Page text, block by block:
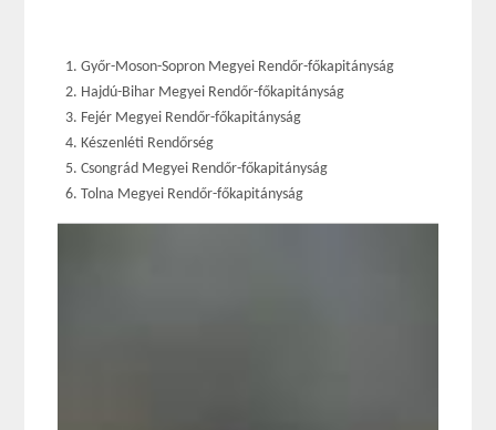
Győr-Moson-Sopron Megyei Rendőr-főkapitányság
Hajdú-Bihar Megyei Rendőr-főkapitányság
Fejér Megyei Rendőr-főkapitányság
Készenléti Rendőrség
Csongrád Megyei Rendőr-főkapitányság
Tolna Megyei Rendőr-főkapitányság